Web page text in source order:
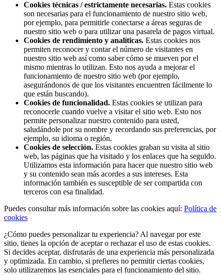
Cookies técnicas / estrictamente necesarias. Estas cookies
son necesarias para el funcionamiento de nuestro sitio web,
por ejemplo, para permitirle conectarse a áreas seguras de
nuestro sitio web o para utilizar una pasarela de pagos virtual.
Cookies de rendimiento y analíticas. Estas cookies nos
permiten reconocer y contar el número de visitantes en
nuestro sitio web así como saber cómo se mueven por el
mismo mientras lo utilizan. Esto nos ayuda a mejorar el
funcionamiento de nuestro sitio web (por ejemplo,
asegurándonos de que los visitantes encuentren fácilmente lo
que están buscando).
Cookies de funcionalidad. Estas cookies se utilizan para
reconocerle cuando vuelve a visitar el sitio web. Esto nos
permite personalizar nuestro contenido para usted,
saludándole por su nombre y recordando sus preferencias, por
ejemplo, su idioma o región.
Cookies de selección. Estas cookies graban su visita al sitio
web, las páginas que ha visitado y los enlaces que ha seguido.
Utilizamos esta información para hacer que nuestro sitio web
y su contenido sean más acordes a sus intereses. Esta
información también es susceptible de ser compartida con
terceros con esa finalidad.
Puedes consultar más información sobre las cookies aquí: Política de
cookies
¿Cómo puedes personalizar tu experiencia? Al navegar por este
sitio, tienes la opción de aceptar o rechazar el uso de estas cookies.
Si decides aceptar, disfrutarás de una experiencia más personalizada
y optimizada. En cambio, si prefieres no permitir ciertas cookies,
solo utilizaremos las esenciales para el funcionamiento del sitio.